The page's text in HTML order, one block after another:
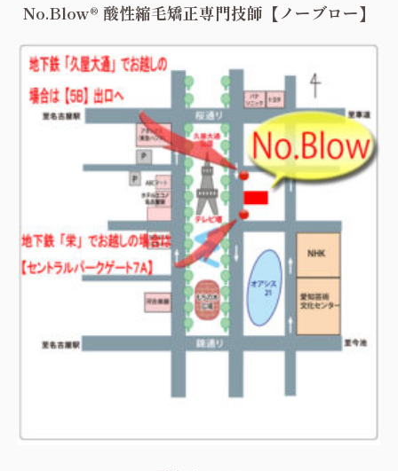
No.Blow® 酸性縮毛矯正専門技師【ノーブロー】